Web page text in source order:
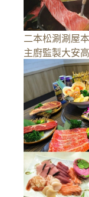
二本松涮涮屋
主廚監製大安